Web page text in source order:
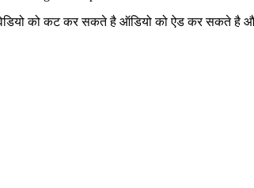
को कट कर सकते है ऑडियो को ऐड कर सकते है